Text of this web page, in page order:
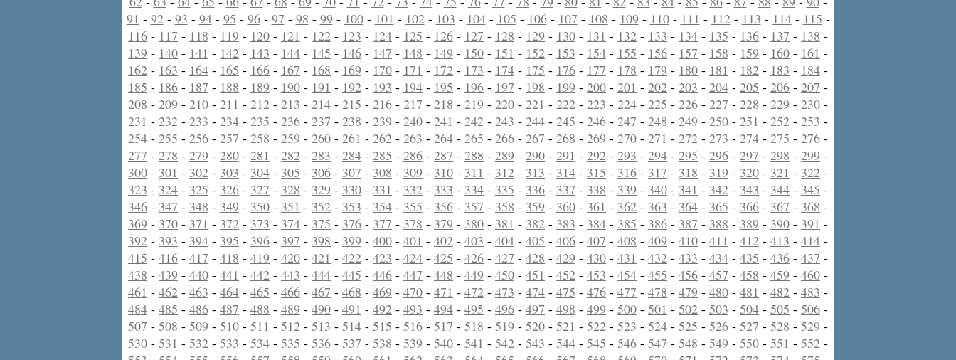
91 - 92 - 93 - 94- 95 - 96- 97 - 98 - 99- 100- 101 - 102 - 103 - 104- 105 - 106- 107 - 108 - 109- 110- 111 - 112 - 113 - 114- 115 -
116 - 117 - 118 - 119 - 120 - 121 - 122 - 123 - 124 - 125 - 126 - 127 - 128 - 129 - 130 - 131 - 132 - 133 - 134 - 135 - 136 - 137 - 138 -
139 - 140 - 141 - 142 - 143 - 144 - 145 - 146 - 147 - 148 - 149 - 150 - 151 - 152 - 153 - 154 - 155 - 156 - 157 - 158 - 159 - 160 - 161 -
162 - 163 - 164 - 165 - 166 - 167 - 168 - 169 - 170 - 171 - 172 - 173 - 174 - 175 - 176 - 177 - 178 - 179 - 180 - 181 - 182 - 183 - 184 -
185 - 186 - 187 - 188 - 189 - 190 - 191 - 192 - 193 - 194 - 195 - 196 - 197 - 198 - 199 - 200 - 201 - 202 - 203 - 204 - 205 - 206 - 207 -
208 - 209 - 210 - 211 - 212 - 213 - 214 - 215 - 216 - 217 - 218 - 219 - 220 - 221 - 222 - 223 - 224 - 225 - 226 - 227 - 228 - 229 - 230 -
231 - 232 - 233 - 234 - 235 - 236 - 237 - 238 - 239 - 240 - 241 - 242 - 243 - 244 - 245 - 246 - 247 - 248 - 249 - 250 - 251 - 252 - 253 -
254 - 255 - 256 - 257 - 258 - 259 - 260 - 261 - 262 - 263 - 264 - 265 - 266 - 267 - 268 - 269 - 270 - 271 - 272 - 273 - 274 - 275 - 276 -
277 - 278 - 279 - 280 - 281 - 282 - 283 - 284 - 285 - 286 - 287 - 288 - 289 - 290 - 291 - 292 - 293 - 294 - 295 - 296 - 297 - 298 - 299 -
300 - 301 - 302 - 303 - 304 - 305 - 306 - 307 - 308 - 309 - 310 - 311 - 312 - 313 - 314 - 315 - 316 - 317 - 318 - 319 - 320 - 321 - 322 -
323 - 324 - 325 - 326 - 327 - 328 - 329 - 330 - 331 - 332 - 333 - 334 - 335 - 336 - 337 - 338 - 339 - 340 - 341 - 342 - 343 - 344 - 345 -
346 - 347 - 348 - 349 - 350 - 351 - 352 - 353 - 354 - 355 - 356 - 357 - 358 - 359 - 360 - 361 - 362 - 363 - 364 - 365 - 366 - 367 - 368 -
369 - 370 - 371 - 372 - 373 - 374 - 375 - 376 - 377 - 378 - 379 - 380 - 381 - 382 - 383 - 384 - 385 - 386 - 387 - 388 - 389 - 390 - 391 -
392 - 393 - 394 - 395 - 396 - 397 - 398 - 399 - 400 - 401 - 402 - 403 - 404 - 405 - 406 - 407 - 408 - 409 - 410 - 411 - 412 - 413 - 414 -
415 - 416 - 417 - 418 - 419 - 420 - 421 - 422 - 423 - 424 - 425 - 426 - 427 - 428 - 429 - 430 - 431 - 432 - 433 - 434 - 435 - 436 - 437 -
438 - 439 - 440 - 441 - 442 - 443 - 444 - 445 - 446 - 447 - 448 - 449 - 450 - 451 - 452 - 453 - 454 - 455 - 456 - 457 - 458 - 459 - 460 -
461 - 462 - 463 - 464 - 465 - 466 - 467 - 468 - 469 - 470 - 471 - 472 - 473 - 474 - 475 - 476 - 477 - 478 - 479 - 480 - 481 - 482 - 483 -
484 - 485 - 486 - 487 - 488 - 489 - 490 - 491 - 492 - 493 - 494 - 495 - 496 - 497 - 498 - 499 - 500 - 501 - 502 - 503 - 504 - 505 - 506 -
507 - 508 - 509 - 510 - 511 - 512 - 513 - 514 - 515 - 516 - 517 - 518 - 519 - 520 - 521 - 522 - 523 - 524 - 525 - 526 - 527 - 528 - 529 -
530 - 531 - 532 - 533 - 534 - 535 - 536 - 537 - 538 - 539 - 540 - 541 - 542 - 543 - 544 - 545 - 546 - 547 - 548 - 549 - 550 - 551 - 552 -